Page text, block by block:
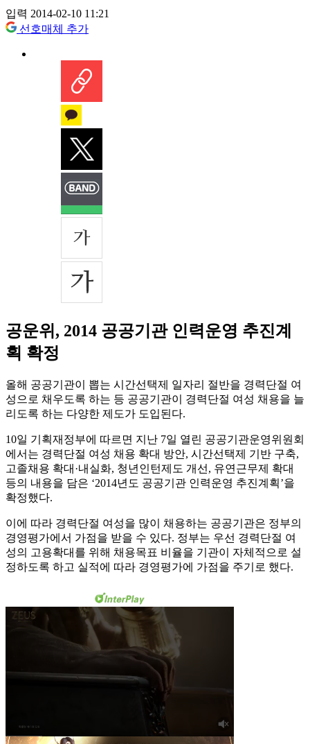
입력 2014-02-10 11:21
선호매체 추가
공운위, 2014 공공기관 인력운영 추진계
획 확정
올해 공공기관이 뽑는 시간선택제 일자리 절반을 경력단절 여
성으로 채우도록 하는 등 공공기관이 경력단절 여성 채용을 늘
리도록 하는 다양한 제도가 도입된다.
10일 기획재정부에 따르면 지난 7일 열린 공공기관운영위원회
에서는 경력단절 여성 채용 확대 방안, 시간선택제 기반 구축,
고졸채용 확대·내실화, 청년인턴제도 개선, 유연근무제 확대
등의 내용을 담은 ‘2014년도 공공기관 인력운영 추진계획’을
확정했다.
이에 따라 경력단절 여성을 많이 채용하는 공공기관은 정부의
경영평가에서 가점을 받을 수 있다. 정부는 우선 경력단절 여
성의 고용확대를 위해 채용목표 비율을 기관이 자체적으로 설
정하도록 하고 실적에 따라 경영평가에 가점을 주기로 했다.